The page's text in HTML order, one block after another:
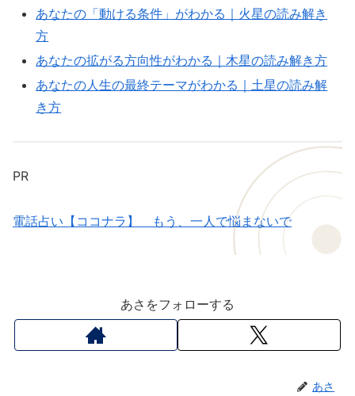
あなたの「動ける条件」がわかる｜火星の読み解き
方
あなたの拡がる方向性がわかる｜木星の読み解き方
あなたの人生の最終テーマがわかる｜土星の読み解
き方
PR
電話占い【ココナラ】 もう、一人で悩まないで
あさをフォローする
あさ